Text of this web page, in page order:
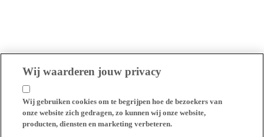
Wij waarderen jouw privacy
Wij gebruiken cookies om te begrijpen hoe de bezoekers van
onze website zich gedragen, zo kunnen wij onze website,
producten, diensten en marketing verbeteren.